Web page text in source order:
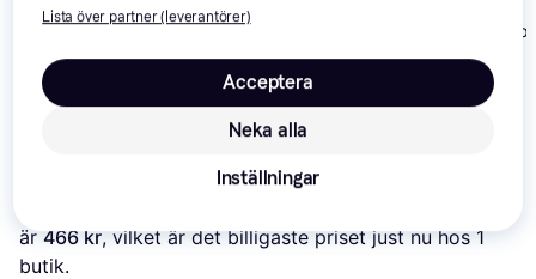
Navy
317 kr
Toms Youth Classics
307 kr
Toms Tiny
Ash Grey
är 466 kr, vilket är det billigaste priset just nu hos 1
butik.
Lista över partner (leverantörer)
Neka alla
Acceptera
Inställningar